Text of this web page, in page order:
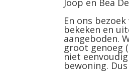
En ons
bekeken en
aangeboden.
groot genoeg
niet
bewoning.